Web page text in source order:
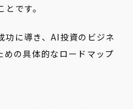
です。
功に導き、AI投資のビジネ
の具体的なロードマップ